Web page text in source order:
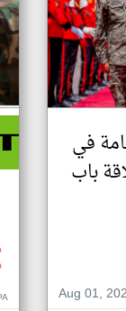
في
باب
Aug 01,